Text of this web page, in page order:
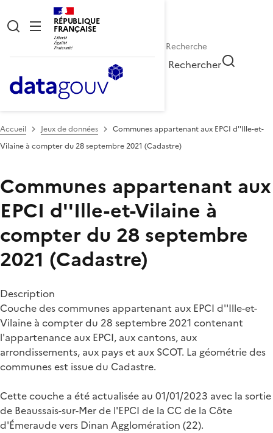
RÉPUBLIQUE
FRANÇAISE
Rechercher
Accueil Jeux de données
Communes appartenant aux EPCI d''Ille-et-
Vilaine à compter du 28 septembre 2021 (Cadastre)
Communes appartenant aux
EPCI d''Ille-et-Vilaine à
compter du 28 septembre
2021 (Cadastre)
Description
Couche des communes appartenant aux EPCI d''Ille-et-
Vilaine à compter du 28 septembre 2021 contenant
l'appartenance aux EPCI, aux cantons, aux
arrondissements, aux pays et aux SCOT. La géométrie des
communes est issue du Cadastre.
Cette couche a été actualisée au 01/01/2023 avec la sortie
de Beaussais-sur-Mer de l'EPCI de la CC de la Côte
d'Émeraude vers Dinan Agglomération (22).